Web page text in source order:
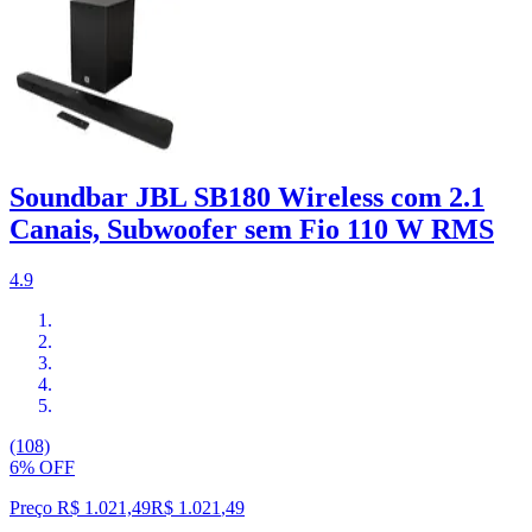
Soundbar JBL SB180 Wireless com 2.1
Canais, Subwoofer sem Fio 110 W RMS
4.9
(108)
6% OFF
Preço R$ 1.021,49R$ 1.021 ,49